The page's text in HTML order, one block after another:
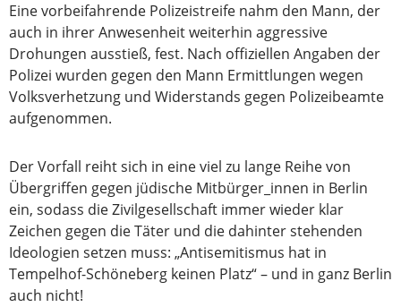
Eine vorbeifahrende Polizeistreife nahm den Mann, der
auch in ihrer Anwesenheit weiterhin aggressive
Drohungen ausstieß, fest. Nach offiziellen Angaben der
Polizei wurden gegen den Mann Ermittlungen wegen
Volksverhetzung und Widerstands gegen Polizeibeamte
aufgenommen.
Der Vorfall reiht sich in eine viel zu lange Reihe von
Übergriffen gegen jüdische Mitbürger_innen in Berlin
ein, sodass die Zivilgesellschaft immer wieder klar
Zeichen gegen die Täter und die dahinter stehenden
Ideologien setzen muss: „Antisemitismus hat in
Tempelhof-Schöneberg keinen Platz“ – und in ganz Berlin
auch nicht!